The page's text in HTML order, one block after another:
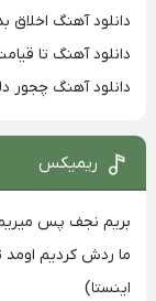
دانلود آهنگ اخلاق
دانلود آهنگ تا
دانلود آهنگ چجور
ریمیکس
بریم نجف پس میریم
ما ردش کردیم
اینستا)